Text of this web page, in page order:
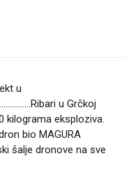
u
u Grčkoj
kilograma eksploziva.
bio MAGURA
šalje dronove na sve